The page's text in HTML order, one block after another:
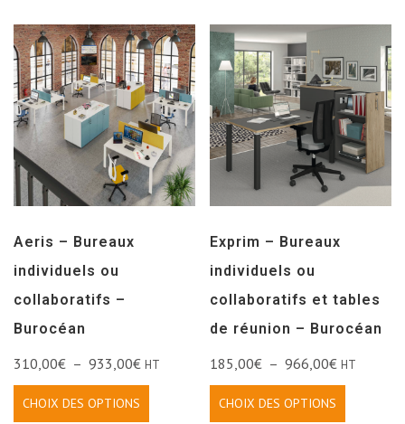
Aeris – Bureaux
individuels ou
collaboratifs –
Burocéan
310,00€ – 933,00€ HT
CHOIX DES OPTIONS
Exprim – Bureaux
individuels ou
collaboratifs et tables
de réunion – Burocéan
185,00€ – 966,00€ HT
CHOIX DES OPTIONS